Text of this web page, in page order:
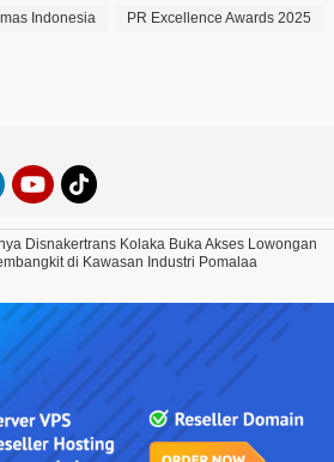
Indonesia
PR Excellence Awards 2025
Disnakertrans Kolaka Buka Akses Lowongan
di Kawasan Industri Pomalaa